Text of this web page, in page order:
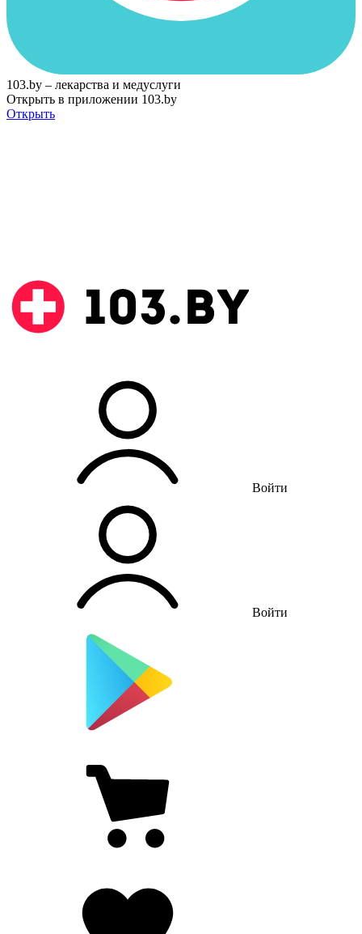
103.by – лекарства и медуслуги
Открыть в приложении 103.by
Открыть
Войти
Войти